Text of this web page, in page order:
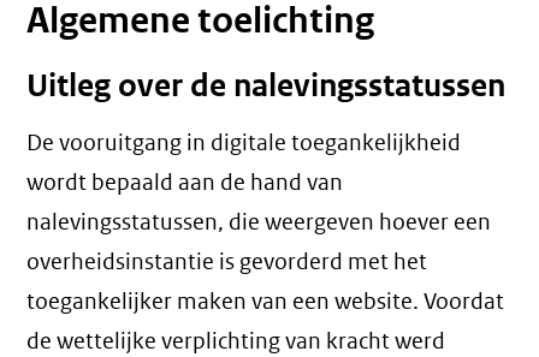
Algemene toelichting
Uitleg over de nalevingsstatussen
De vooruitgang in digitale toegankelijkheid
wordt bepaald aan de hand van
nalevingsstatussen, die weergeven hoever een
overheidsinstantie is gevorderd met het
toegankelijker maken van een website. Voordat
de wettelijke verplichting van kracht werd